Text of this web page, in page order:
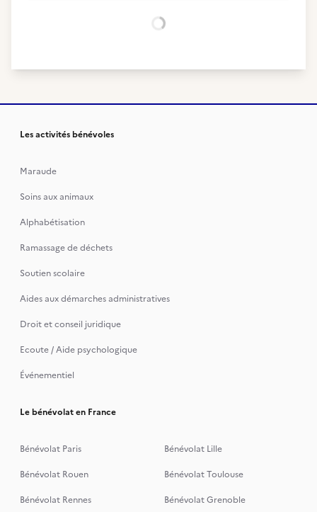
Chargement...
Les activités bénévoles
Maraude
Soins aux animaux
Alphabétisation
Ramassage de déchets
Soutien scolaire
Aides aux démarches administratives
Droit et conseil juridique
Ecoute / Aide psychologique
Événementiel
Le bénévolat en France
Bénévolat Paris
Bénévolat Lille
Bénévolat Rouen
Bénévolat Toulouse
Bénévolat Rennes
Bénévolat Grenoble